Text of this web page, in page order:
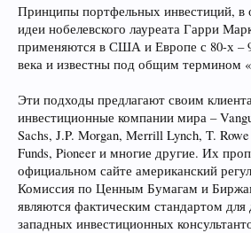
Принципы портфельных инвестиций, в
идеи нобелевского лауреата Гарри
применяются в США и Европе с 80-х –
века и известны под общим термином
Эти подходы предлагают своим
инвестиционные компании мира –
Sachs, J.P. Morgan, Merrill Lynch, T.
Funds, Pioneer и многие другие. Их
официальном сайте американский
Комиссия по Ценным Бумагам и
являются фактическим стандартом для
западных инвестиционных